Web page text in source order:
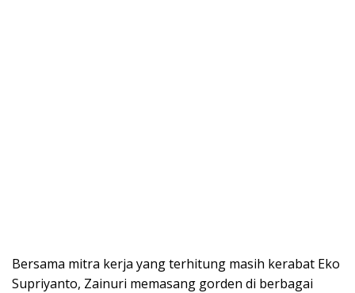
Bersama mitra kerja yang terhitung masih kerabat Eko
Supriyanto, Zainuri memasang gorden di berbagai